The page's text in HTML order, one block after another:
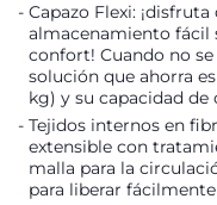
Capazo Flexi:
almacenamiento fácil
confort! Cuando no
solución que ahorra
kg) y su capacidad
Tejidos internos en
extensible con
malla para la
para liberar